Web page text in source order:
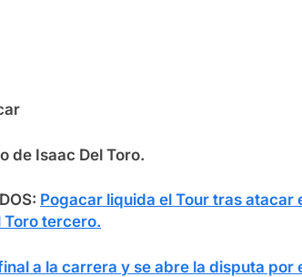
de Isaac Del Toro.
Pogacar liquida el Tour tras atacar
Toro tercero.
a la carrera y se abre la disputa por